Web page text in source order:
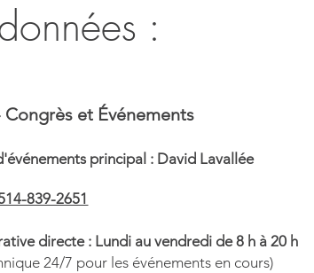
Congrès de l'Association
salariés du Québec (APPSQ)
:
Congrès et Événements
principal : David Lavallée​
839-2651
directe : Lundi au vendredi de 8 h à 20 h
24/7 pour les événements en cours)